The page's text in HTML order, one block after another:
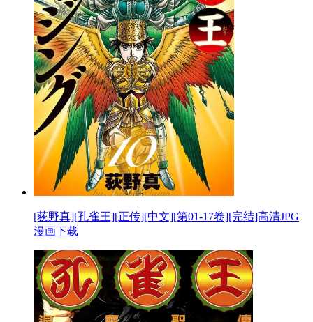
[荻野真][孔雀王][正传][中文][第01-17卷][完结]高清JPG
漫画下载